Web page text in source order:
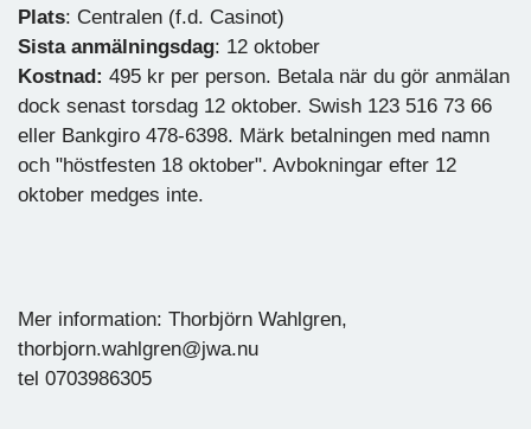
Plats: Centralen (f.d. Casinot)
Sista anmälningsdag: 12 oktober
Kostnad: 495 kr per person. Betala när du gör anmälan
dock senast torsdag 12 oktober. Swish 123 516 73 66
eller Bankgiro 478-6398. Märk betalningen med namn
och "höstfesten 18 oktober". Avbokningar efter 12
oktober medges inte.
Mer information: Thorbjörn Wahlgren,
thorbjorn.wahlgren@jwa.nu
tel 0703986305